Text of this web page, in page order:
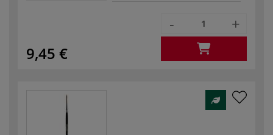
9,45 €
- +